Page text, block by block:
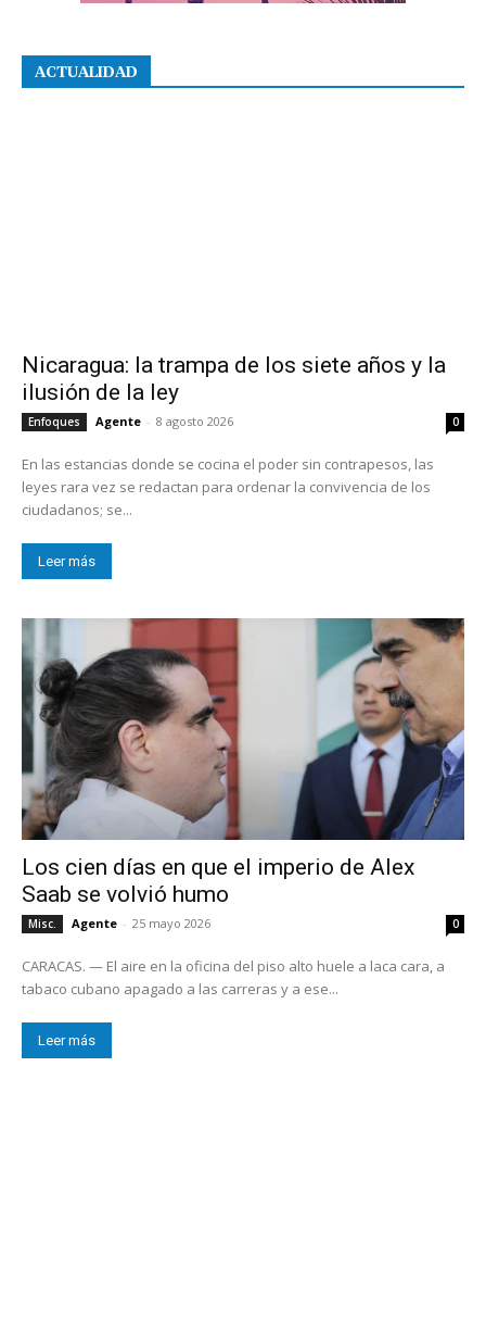
ACTUALIDAD
Nicaragua: la trampa de los siete años y la
ilusión de la ley
Enfoques Agente - 8 agosto 2026 0
En las estancias donde se cocina el poder sin contrapesos, las
leyes rara vez se redactan para ordenar la convivencia de los
ciudadanos; se...
Leer más
Los cien días en que el imperio de Alex
Saab se volvió humo
Misc. Agente - 25 mayo 2026 0
CARACAS. — El aire en la oficina del piso alto huele a laca cara, a
tabaco cubano apagado a las carreras y a ese...
Leer más